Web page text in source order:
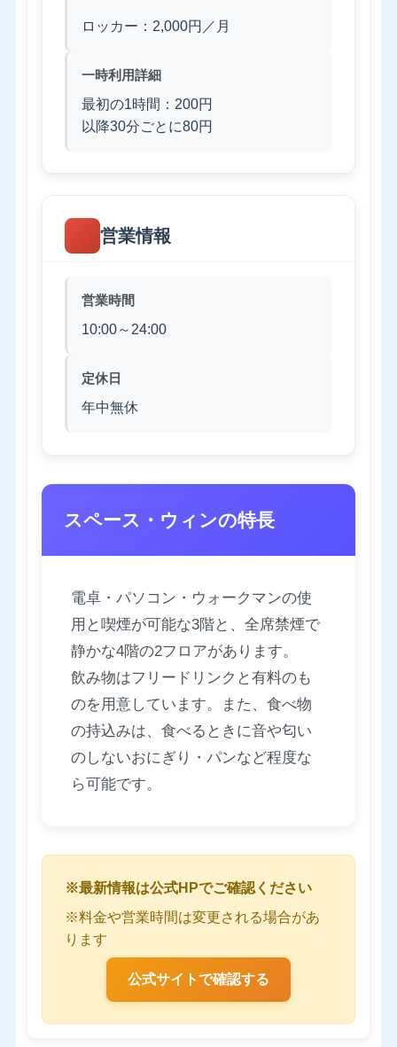
ロッカー：2,000円／月
一時利用詳細
最初の1時間：200円
以降30分ごとに80円
営業情報
営業時間
10:00～24:00
定休日
年中無休
スペース・ウィンの特長
電卓・パソコン・ウォークマンの使
用と喫煙が可能な3階と、全席禁煙で
静かな4階の2フロアがあります。
飲み物はフリードリンクと有料のも
のを用意しています。また、食べ物
の持込みは、食べるときに音や匂い
のしないおにぎり・パンなど程度な
ら可能です。
※最新情報は公式HPでご確認ください
※料金や営業時間は変更される場合があ
ります
公式サイトで確認する